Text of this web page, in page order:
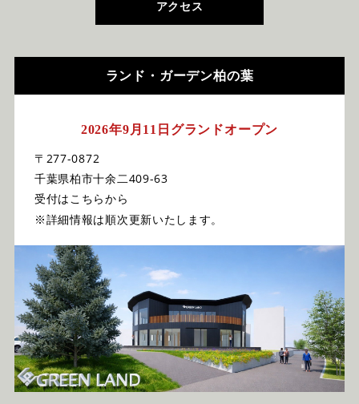
アクセス
ランド・ガーデン柏の葉
2026年9月11日グランドオープン
〒277-0872
千葉県柏市十余二409-63
受付はこちらから
※詳細情報は順次更新いたします。